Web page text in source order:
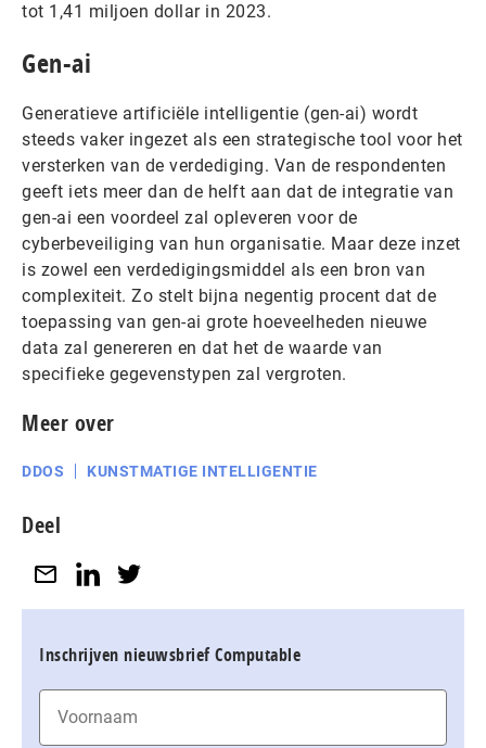
tot 1,41 miljoen dollar in 2023.
Gen-ai
Generatieve artificiële intelligentie (gen-ai) wordt
steeds vaker ingezet als een strategische tool voor het
versterken van de verdediging. Van de respondenten
geeft iets meer dan de helft aan dat de integratie van
gen-ai een voordeel zal opleveren voor de
cyberbeveiliging van hun organisatie. Maar deze inzet
is zowel een verdedigingsmiddel als een bron van
complexiteit. Zo stelt bijna negentig procent dat de
toepassing van gen-ai grote hoeveelheden nieuwe
data zal genereren en dat het de waarde van
specifieke gegevenstypen zal vergroten.
Meer over
DDOS KUNSTMATIGE INTELLIGENTIE
Deel
Inschrijven nieuwsbrief Computable